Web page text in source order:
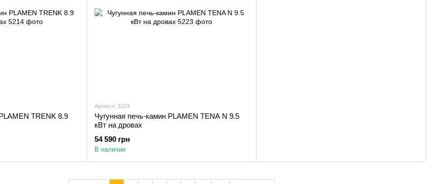
TRENK 8.9
Артикул: 5223
Чугунная печь-камин PLAMEN TENA N 9.5
кВт на дровах
54 590 грн
В наличии